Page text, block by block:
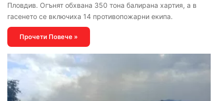
Пловдив. Огънят обхвана 350 тона балирана хартия, а в
гасенето се включиха 14 противопожарни екипа.
Прочети Повече »